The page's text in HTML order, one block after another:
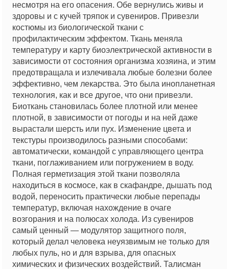
несмотря на его опасения. Обе вернулись живы и
здоровы и с кучей тряпок и сувениров. Привезли
костюмы из биологической ткани с
профилактическим эффектом. Ткань меняла
температуру и карту биоэлектрической активности в
зависимости от состояния организма хозяина, и этим
предотвращала и излечивала любые болезни более
эффективно, чем лекарства. Это была инопланетная
технология, как и все другое, что они привезли.
Биоткань становилась более плотной или менее
плотной, в зависимости от погоды и на ней даже
вырастали шерсть или пух. Изменение цвета и
текстуры производилось разными способами:
автоматически, командой с управляющего центра
ткани, поглаживанием или погружением в воду.
Полная герметизация этой ткани позволяла
находиться в космосе, как в скафандре, дышать под
водой, переносить практически любые перепады
температур, включая нахождение в очаге
возгорания и на полюсах холода. Из сувениров
самый ценный — модулятор защитного поля,
который делал человека неуязвимым не только для
любых пуль, но и для взрыва, для опасных
химических и физических воздействий. Талисман